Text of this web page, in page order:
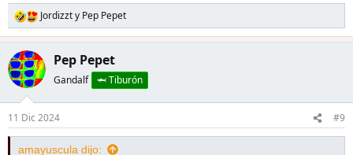
Wikipedia
Wikipedia, la enciclopedia libre
es.wikipedia.org
o en YT.
https://www.youtube.com/results?
R
e
a
c
c
o
n
e
Jordizzty Pep Pepet
Pep Pepet
Gandalf 🦈 Tiburón
11 Dic 2024 #9
amayuscula dijo: